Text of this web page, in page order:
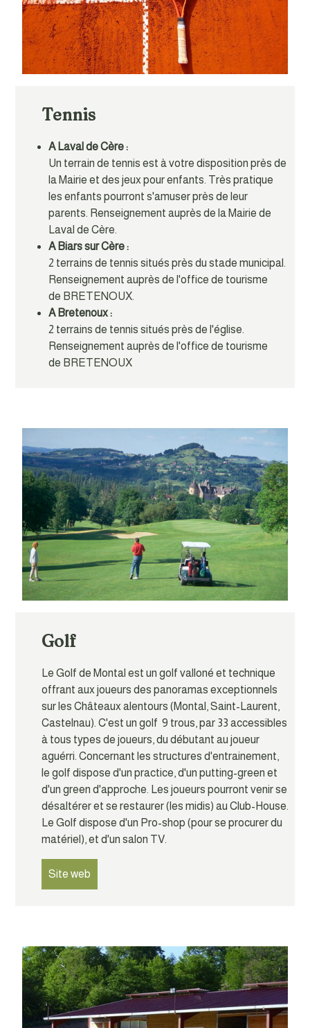
Tennis
A Laval de Cère :
Un terrain de tennis est à votre disposition près de
la Mairie et des jeux pour enfants. Très pratique
les enfants pourront s'amuser près de leur
parents. Renseignement auprès de la Mairie de
Laval de Cère.
A Biars sur Cère :
2 terrains de tennis situés près du stade municipal.
Renseignement auprès de l'office de tourisme
de BRETENOUX.
A Bretenoux :
2 terrains de tennis situés près de l'église.
Renseignement auprès de l'office de tourisme
de BRETENOUX
Golf
Le Golf de Montal est un golf valloné et technique
offrant aux joueurs des panoramas exceptionnels
sur les Châteaux alentours (Montal, Saint-Laurent,
Castelnau). C'est un golf 9 trous, par 33 accessibles
à tous types de joueurs, du débutant au joueur
aguérri. Concernant les structures d'entrainement,
le golf dispose d'un practice, d'un putting-green et
d'un green d'approche. Les joueurs pourront venir se
désaltérer et se restaurer (les midis) au Club-House.
Le Golf dispose d'un Pro-shop (pour se procurer du
matériel), et d'un salon TV.
Site web